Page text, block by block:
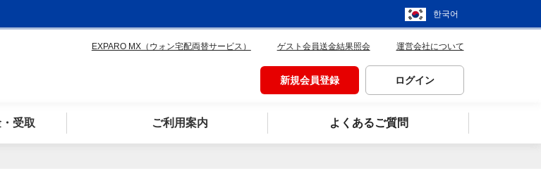
한국어
EXPARO MX（ウォン宅配両替サービス） ゲスト会員送金結果照会 運営会社について
新規会員登録 ログイン
受取 ご利用案内 よくあるご質問